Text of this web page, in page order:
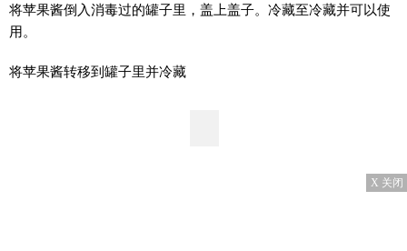
将苹果酱倒入消毒过的罐子里，盖上盖子。冷藏至冷藏并可以使
用。
将苹果酱转移到罐子里并冷藏
X 关闭